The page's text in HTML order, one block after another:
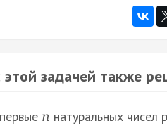
этой задачей также
n натуральных чисел